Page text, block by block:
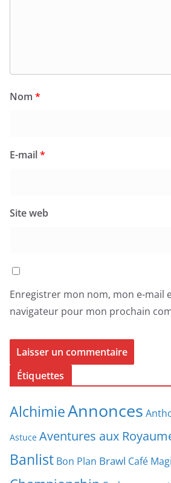
Nom *
E-mail*
Site web
Enregistrer mon nom, mon e-mail
navigateur pour mon prochain
Étiquettes
AlchimieAnnonces
Astuce Aventures aux
Banlist Bon Plan Brawl Café